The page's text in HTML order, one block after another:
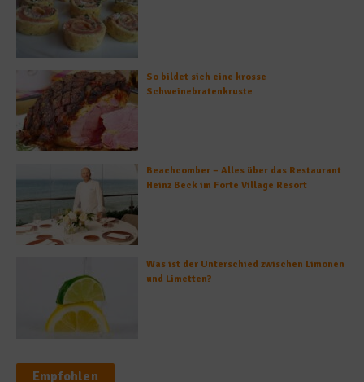
So bildet sich eine krosse
Schweinebratenkruste
Beachcomber – Alles über das Restaurant
Heinz Beck im Forte Village Resort
Was ist der Unterschied zwischen Limonen
und Limetten?
Empfohlen